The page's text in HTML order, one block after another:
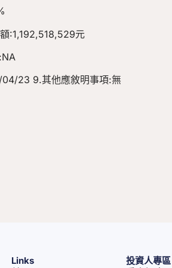
:1,192,518,529元
04/23 9.其他應敘明事項:無
Links 投資人專區